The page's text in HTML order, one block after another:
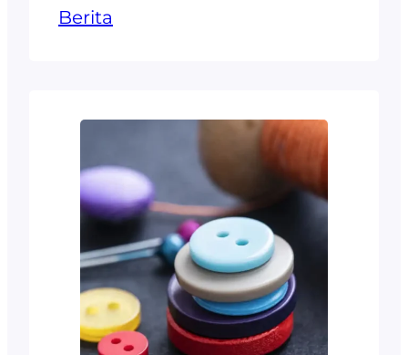
dan Polypropylene (PP)
keunggulan yang sesuai
dengan kebutuhan dapur
modern Keunggulan
Material ABS dan PP
Aplikasi ABS dan PP dalam
Kitchen Set Di Indonesia,
penggunaan ABS dan PP
dalam kitchen set meliputi:
Berita